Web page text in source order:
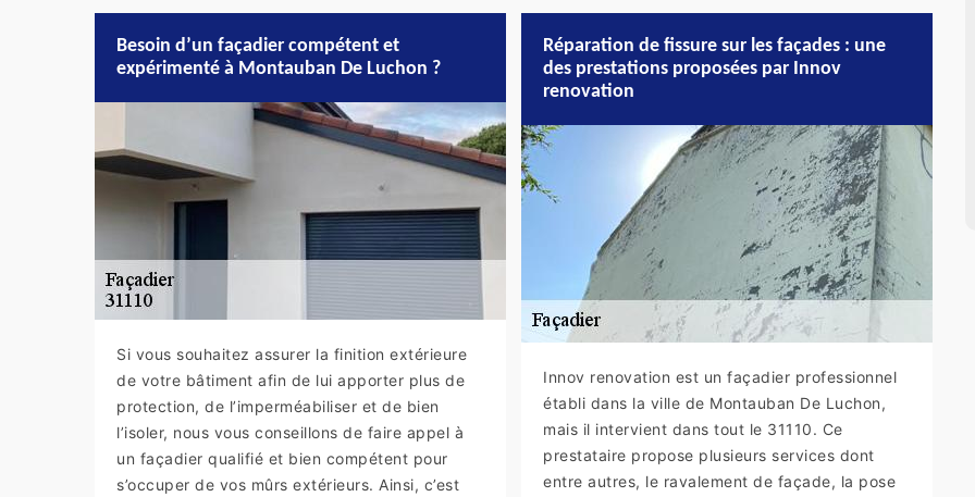
Besoin d’un façadier compétent et
expérimenté à Montauban De Luchon ?
Si vous souhaitez assurer la finition extérieure
de votre bâtiment afin de lui apporter plus de
protection, de l’imperméabiliser et de bien
l’isoler, nous vous conseillons de faire appel à
un façadier qualifié et bien compétent pour
s’occuper de vos mûrs extérieurs. Ainsi, c’est
Réparation de fissure sur les façades : une
des prestations proposées par Innov
renovation
Innov renovation est un façadier professionnel
établi dans la ville de Montauban De Luchon,
mais il intervient dans tout le 31110. Ce
prestataire propose plusieurs services dont
entre autres, le ravalement de façade, la pose